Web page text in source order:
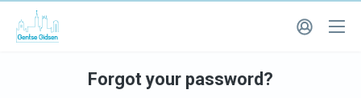
Forgot your password?